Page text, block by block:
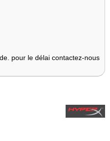
pour le délai contactez-nous